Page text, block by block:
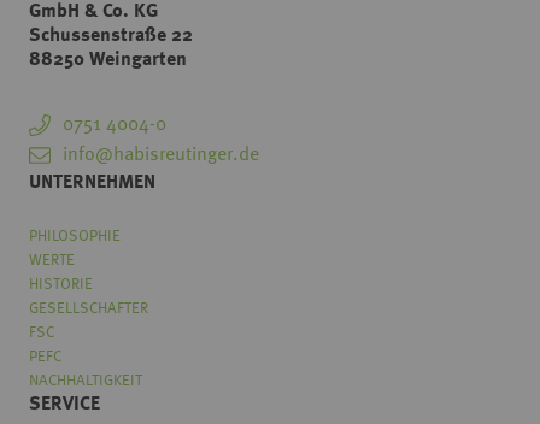
GmbH & Co. KG
Schussenstraße 22
88250 Weingarten
0751 4004-0
info@habisreutinger.de
UNTERNEHMEN
PHILOSOPHIE
WERTE
HISTORIE
GESELLSCHAFTER
FSC
PEFC
NACHHALTIGKEIT
SERVICE